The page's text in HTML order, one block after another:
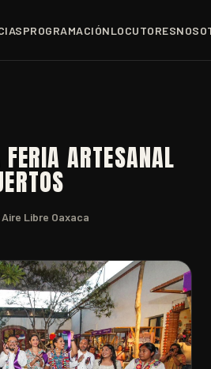
PROGRAMACIÓNLOCUTORES
ARTESANAL
Aire Libre Oaxaca